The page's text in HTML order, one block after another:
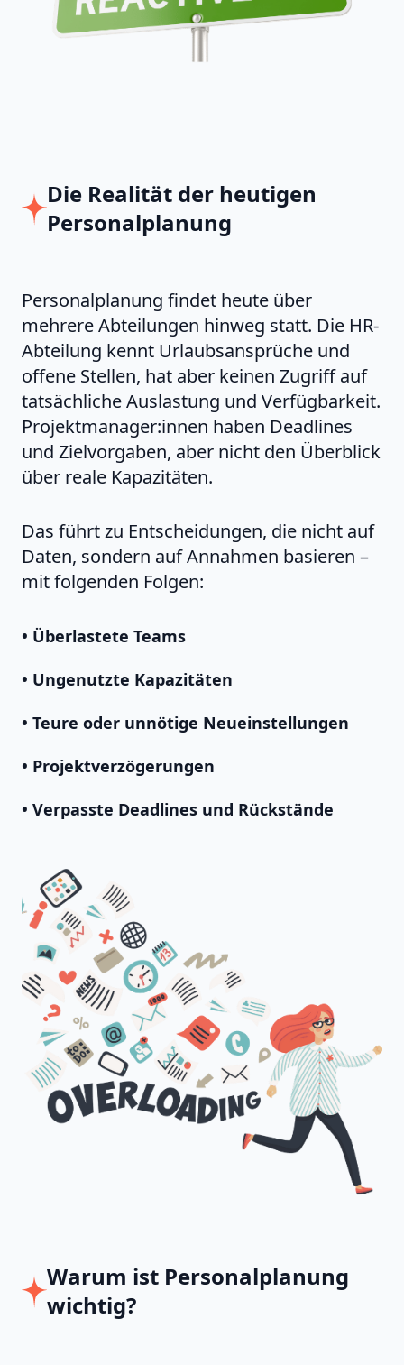
Die Realität der heutigen
Personalplanung
Personalplanung findet heute über
mehrere Abteilungen hinweg statt. Die HR-
Abteilung kennt Urlaubsansprüche und
offene Stellen, hat aber keinen Zugriff auf
tatsächliche Auslastung und Verfügbarkeit.
Projektmanager:innen haben Deadlines
und Zielvorgaben, aber nicht den Überblick
über reale Kapazitäten.
Das führt zu Entscheidungen, die nicht auf
Daten, sondern auf Annahmen basieren –
mit folgenden Folgen:
• Überlastete Teams
• Ungenutzte Kapazitäten
• Teure oder unnötige Neueinstellungen
• Projektverzögerungen
• Verpasste Deadlines und Rückstände
Warum ist Personalplanung
wichtig?